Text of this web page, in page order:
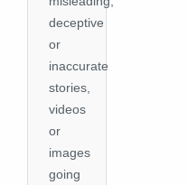
deceptive
or
inaccurate
stories,
videos
or
images
going